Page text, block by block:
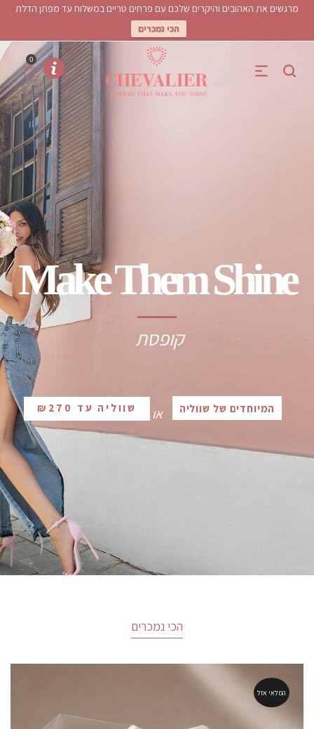
מרגשים את האהובים והיקרים שלכם עם פרחים טריים במשלוח עד מפתן הדלת
הכי נמכרים
0
Make Them Shine
קופסת פרחים קטנה וזולה... אבל
עם סטייל
המיוחדים של שווליה שווליה עד ₪270 או
הכי נמכרים
המלאי אזל